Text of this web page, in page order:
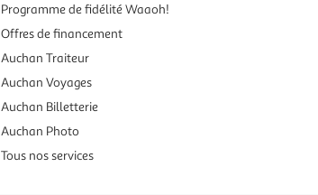
Programme de fidélité Waaoh!
Offres de financement
Auchan Traiteur
Auchan Voyages
Auchan Billetterie
Auchan Photo
Tous nos services